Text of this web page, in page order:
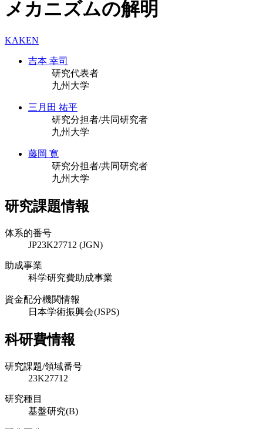
メカニズムの解明
KAKEN
吉本 幸司
研究代表者
九州大学
三月田 祐平
研究分担者/共同研究者
九州大学
藤岡 寛
研究分担者/共同研究者
九州大学
研究課題情報
体系的番号
JP23K27712 (JGN)
助成事業
科学研究費助成事業
資金配分機関情報
日本学術振興会(JSPS)
科研費情報
研究課題/領域番号
23K27712
研究種目
基盤研究(B)